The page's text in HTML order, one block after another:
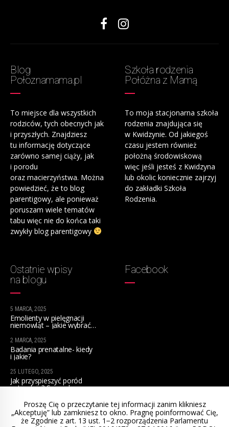
Proszę Cię o przeczytanie tej informacji zanim klikniesz
„Akceptuję” lub zamkniesz to okno. Pragnę poinformować Cię,
że Zgodnie z art. 13 ust. 1−2 rozporządzenia Parlamentu
Blog
Połoznamama.pl
To miejsce dla wszystkich
rodziców, tych obecnych jak
i przyszłych. Znajdziesz
tu informację dotyczące
zarówno samej ciąży, jak
i porodu
oraz macierzyństwa. Można
powiedzieć, że to blog
parentigowy, ale ponieważ
poruszam wiele tematów
tabu więc nie do końca taki
zwykły blog parentigowy
Szkoła rodzenia
Połóżna z Mamą
To moja stacjonarna szkoła
rodzenia znajdująca się
w Kwidzynie. Od jakiegoś
czasu jestem również
położną środowiskową
więc jeśli jesteś z Kwidzyna
lub okolic koniecznie zajrzyj
do zakładki Szkoła
Rodzenia.
Ostatnie wpisy
na blogu
5 MARCA, 2025
Emolienty w pielęgnacji
niemowląt – jakie wybrać
na początek?
2 MARCA, 2025
Badania prenatalne- kiedy
i jakie?
25 LUTEGO, 2025
Jak przyspieszyć poród
naturalnie? Sprawdzone
Facebook